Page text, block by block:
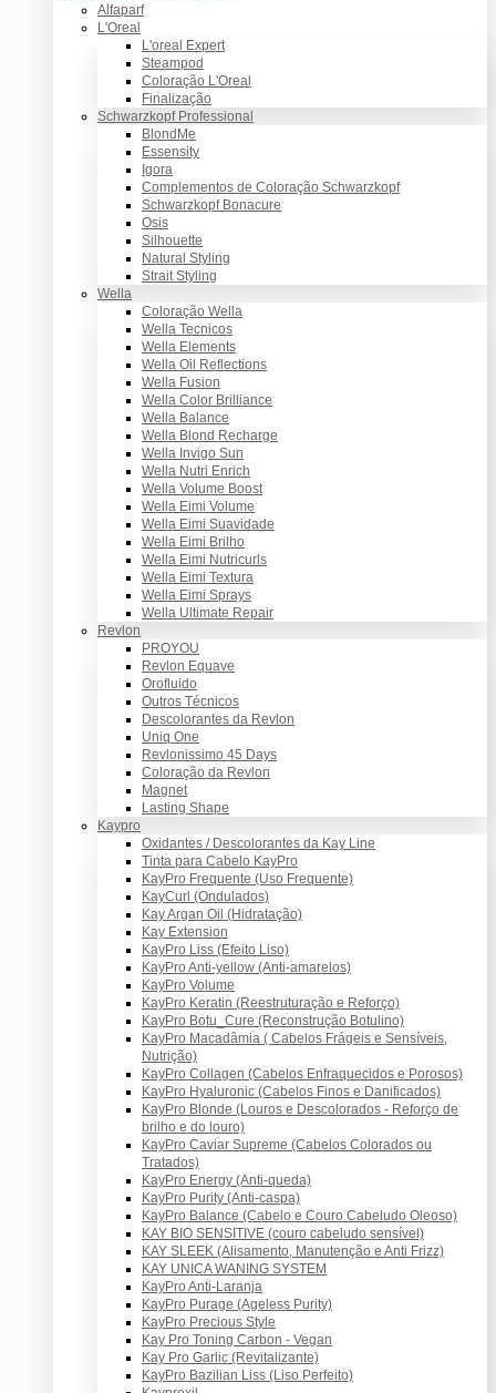
Alfaparf
L'Oreal
L'oreal Expert
Steampod
Coloração L'Oreal
Finalização
Schwarzkopf Professional
BlondMe
Essensity
Igora
Complementos de Coloração Schwarzkopf
Schwarzkopf Bonacure
Osis
Silhouette
Natural Styling
Strait Styling
Wella
Coloração Wella
Wella Tecnicos
Wella Elements
Wella Oil Reflections
Wella Fusion
Wella Color Brilliance
Wella Balance
Wella Blond Recharge
Wella Invigo Sun
Wella Nutri Enrich
Wella Volume Boost
Wella Eimi Volume
Wella Eimi Suavidade
Wella Eimi Brilho
Wella Eimi Nutricurls
Wella Eimi Textura
Wella Eimi Sprays
Wella Ultimate Repair
Revlon
PROYOU
Revlon Equave
Orofluido
Outros Técnicos
Descolorantes da Revlon
Uniq One
Revlonissimo 45 Days
Coloração da Revlon
Magnet
Lasting Shape
Kaypro
Oxidantes / Descolorantes da Kay Line
Tinta para Cabelo KayPro
KayPro Frequente (Uso Frequente)
KayCurl (Ondulados)
Kay Argan Oil (Hidratação)
Kay Extension
KayPro Liss (Efeito Liso)
KayPro Anti-yellow (Anti-amarelos)
KayPro Volume
KayPro Keratin (Reestruturação e Reforço)
KayPro Botu_Cure (Reconstrução Botulino)
KayPro Macadâmia ( Cabelos Frágeis e Sensíveis,
Nutrição)
KayPro Collagen (Cabelos Enfraquecidos e Porosos)
KayPro Hyaluronic (Cabelos Finos e Danificados)
KayPro Blonde (Louros e Descolorados - Reforço de
brilho e do louro)
KayPro Caviar Supreme (Cabelos Colorados ou
Tratados)
KayPro Energy (Anti-queda)
KayPro Purity (Anti-caspa)
KayPro Balance (Cabelo e Couro Cabeludo Oleoso)
KAY BIO SENSITIVE (couro cabeludo sensível)
KAY SLEEK (Alisamento, Manutenção e Anti Frizz)
KAY UNICA WANING SYSTEM
KayPro Anti-Laranja
KayPro Purage (Ageless Purity)
KayPro Precious Style
Kay Pro Toning Carbon - Vegan
Kay Pro Garlic (Revitalizante)
KayPro Bazilian Liss (Liso Perfeito)